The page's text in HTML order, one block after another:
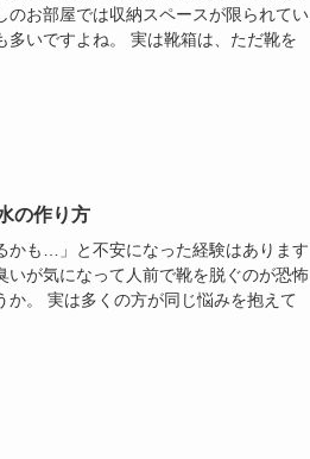
お部屋では収納スペースが限られてい
いですよね。 実は靴箱は、ただ靴を
の作り方
かも…」と不安になった経験はあります
が気になって人前で靴を脱ぐのが恐怖
。 実は多くの方が同じ悩みを抱えて